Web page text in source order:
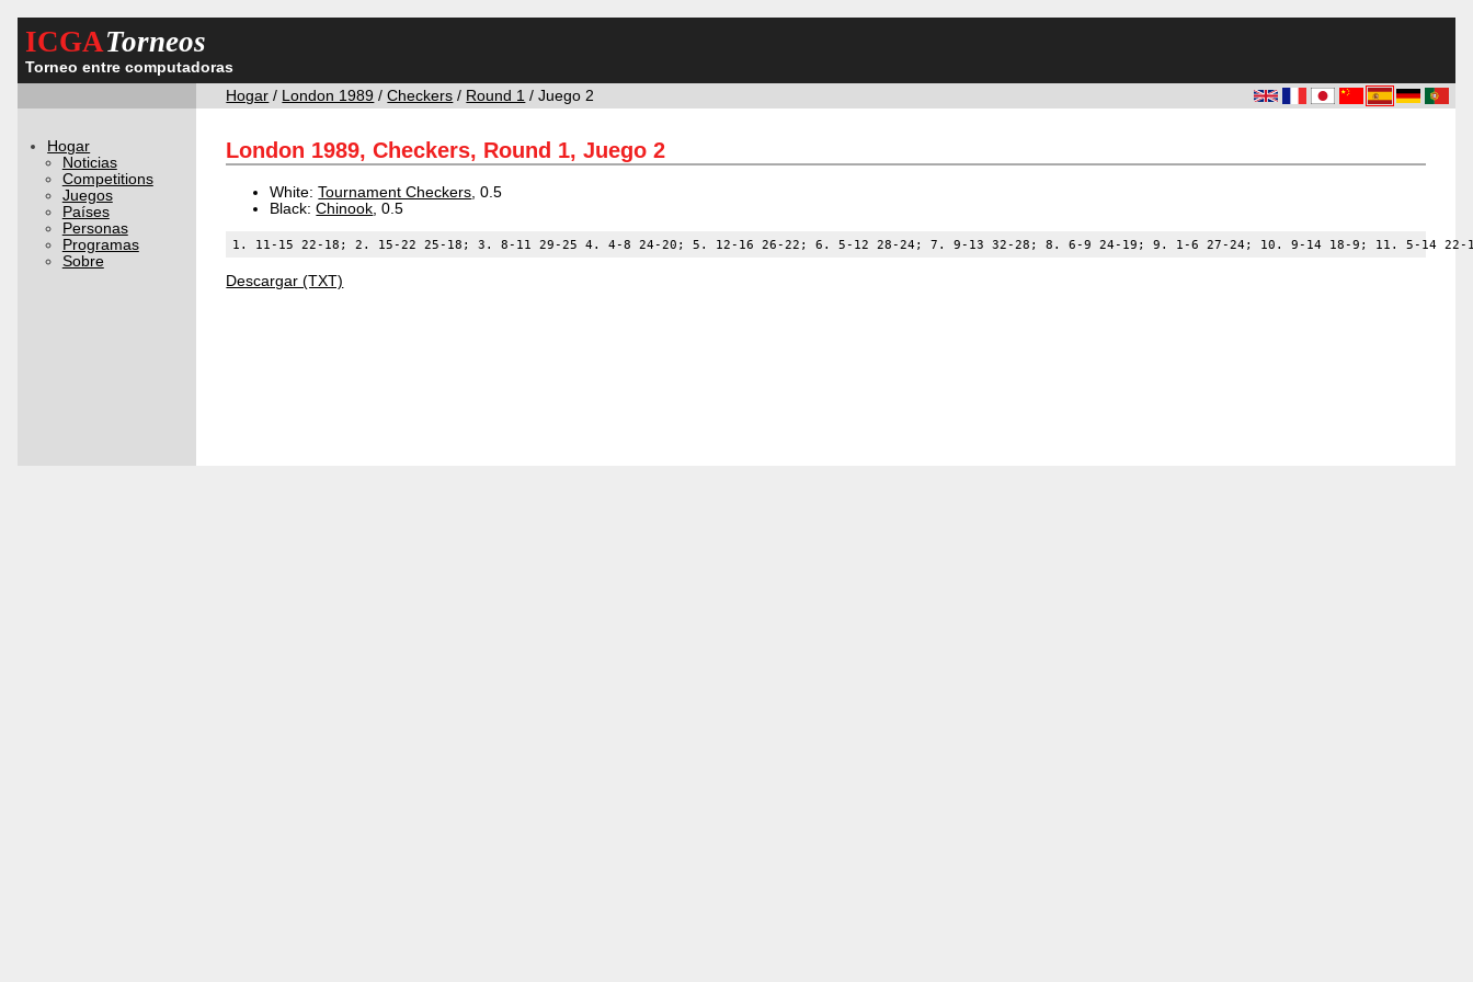
ICGATorneos
Torneo entre computadoras
Hogar / London 1989 /Checkers / Round 1 / Juego 2
Hogar
Noticias
Competitions
Juegos
Países
Personas
Programas
Sobre
London 1989, Checkers, Round 1, Juego 2
White:Tournament Checkers , 0.5
Black:Chinook , 0.5
1. 11-15 22-18; 2. 15-22 25-18; 3. 8-11 29-25 4. 4-8 24-20; 5. 12-16 26-22; 6. 5-12 28-24; 7. 9-13 32-28; 8. 6-9 24-19; 9. 1-6 27-24; 10. 9-14 18-9; 11. 5-14
Descargar (TXT)